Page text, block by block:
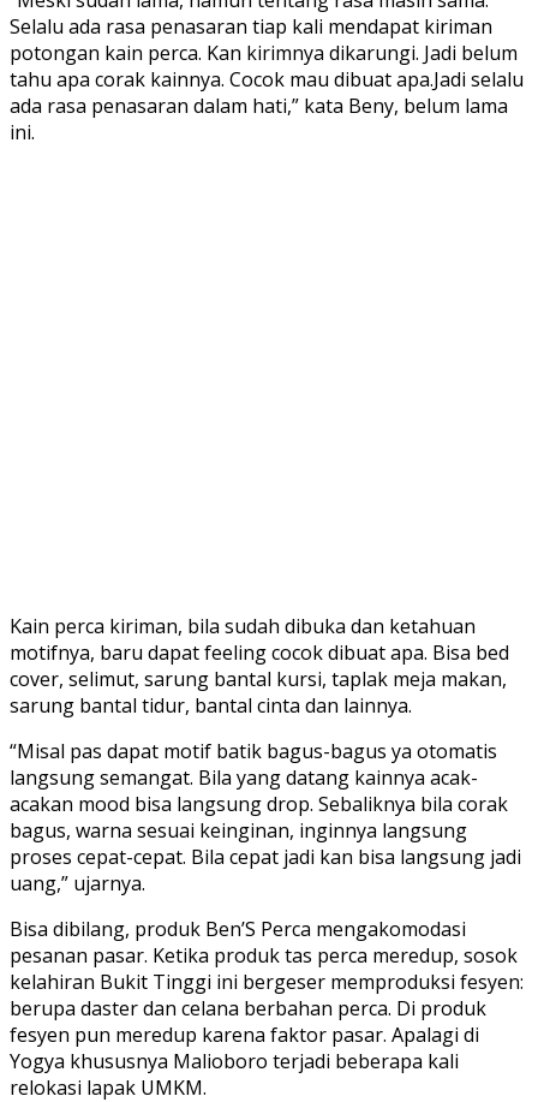
Selalu ada rasa penasaran tiap kali mendapat kiriman
potongan kain perca. Kan kirimnya dikarungi. Jadi belum
tahu apa corak kainnya. Cocok mau dibuat apa.Jadi selalu
ada rasa penasaran dalam hati,” kata Beny, belum lama
ini.
Kain perca kiriman, bila sudah dibuka dan ketahuan
motifnya, baru dapat feeling cocok dibuat apa. Bisa bed
cover, selimut, sarung bantal kursi, taplak meja makan,
sarung bantal tidur, bantal cinta dan lainnya.
“Misal pas dapat motif batik bagus-bagus ya otomatis
langsung semangat. Bila yang datang kainnya acak-
acakan mood bisa langsung drop. Sebaliknya bila corak
bagus, warna sesuai keinginan, inginnya langsung
proses cepat-cepat. Bila cepat jadi kan bisa langsung jadi
uang,” ujarnya.
Bisa dibilang, produk Ben’S Perca mengakomodasi
pesanan pasar. Ketika produk tas perca meredup, sosok
kelahiran Bukit Tinggi ini bergeser memproduksi fesyen:
berupa daster dan celana berbahan perca. Di produk
fesyen pun meredup karena faktor pasar. Apalagi di
Yogya khususnya Malioboro terjadi beberapa kali
relokasi lapak UMKM.